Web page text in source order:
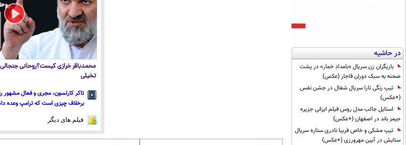
در حاشیه
بازیگران زن سریال «بامداد خمار» در پشت
صحنه به سبک دوران قاجار (عکس)
تیپ رنگی تارا سریال شغال در جشن نفس
(+عکس)
استایل جالب مدل روس فیلم ایرانی جزیره
جیمز باند در اصفهان (+عکس)
تیپ مشکی و خاص فریبا نادری ستاره سریال
ستایش در آیین مهرورزی (+عکس)
محمدباقر خرازی کیست؟روحانی جنجالی
تخیلی
تاکر کارلسون، مجری و فعال مشهور
برخلاف چیزی است که ترامپ وعده
فیلم های دیگر